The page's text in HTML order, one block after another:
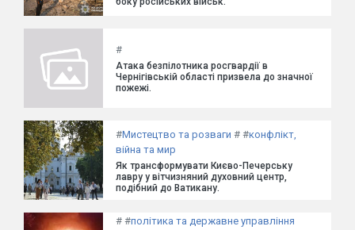
#
Атака безпілотника росгвардії в
Чернігівській області призвела до значної
пожежі.
#Мистецтво та розваги # #конфлікт,
війна та мир
Як трансформувати Києво-Печерську
лавру у вітчизняний духовний центр,
подібний до Ватикану.
# #політика та державне управління